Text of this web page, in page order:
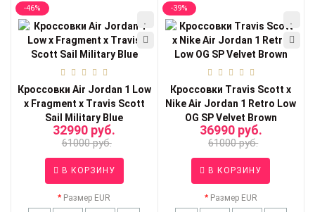
-46%
Кроссовки Air Jordan 1 Low
x Fragment x Travis Scott
Sail Military Blue
32990 руб.
61000 руб.
В КОРЗИНУ
Размер EUR
-39%
Кроссовки Travis Scott x
Nike Air Jordan 1 Retro Low
OG SP Velvet Brown
36990 руб.
61000 руб.
В КОРЗИНУ
Размер EUR